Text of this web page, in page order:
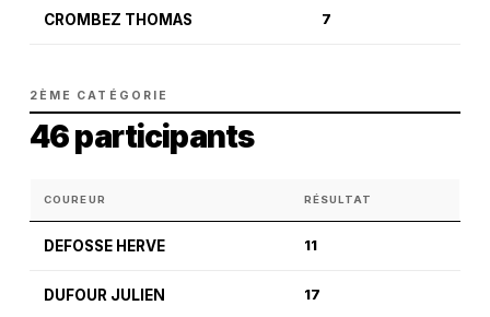
CROMBEZ THOMAS 7
2ÈME CATÉGORIE
46 participants
COUREUR RÉSULTAT
DEFOSSE HERVE 11
DUFOUR JULIEN 17